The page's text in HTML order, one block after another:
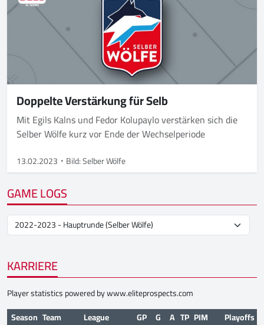
Doppelte Verstärkung für Selb
Mit Egils Kalns und Fedor Kolupaylo verstärken sich die
Selber Wölfe kurz vor Ende der Wechselperiode
13.02.2023 Bild: Selber Wölfe
GAME LOGS
KARRIERE
Player statistics powered bywww.eliteprospects.com
Season Team League GP G A TP PIM Playoffs